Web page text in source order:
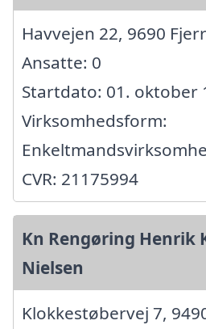
Havvejen 22, 9690
Ansatte: 0
Startdato: 01. oktober
Virksomhedsform:
CVR: 21175994
Kn Rengøring Henrik
Nielsen
Klokkestøbervej 7,